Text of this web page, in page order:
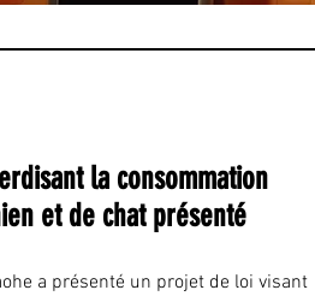
la consommation
et de chat présenté
a présenté un projet de loi visant